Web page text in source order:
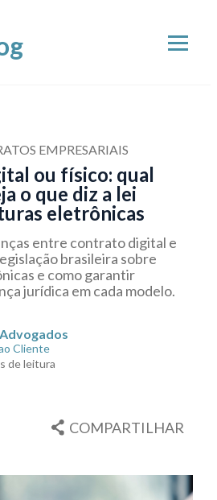
EMPRESARIAIS
ou físico: qual
o que diz a lei
eletrônicas
entre contrato digital e
brasileira sobre
e como garantir
jurídica em cada modelo.
Cliente
de leitura
COMPARTILHAR